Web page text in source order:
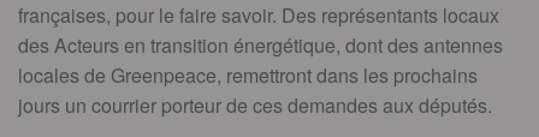
françaises, pour le faire savoir. Des représentants locaux
des Acteurs en transition énergétique, dont des antennes
locales de Greenpeace, remettront dans les prochains
jours un courrier porteur de ces demandes aux députés.